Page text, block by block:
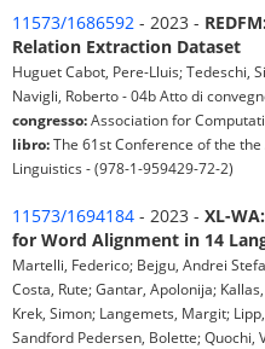
11573/1686592 - 2023 -
Relation Extraction Dataset
Huguet Cabot, Pere-Lluis; Tedeschi,
Navigli, Roberto - 04b Atto di
congresso:Association for
libro:The 61st Conference of the
Linguistics - (978-1-959429-72-2)
11573/1694184 - 2023 - XL-
for Word Alignment in 14
Martelli, Federico; Bejgu, Andrei
Costa, Rute; Gantar, Apolonija;
Krek, Simon; Langemets, Margit;
Sandford Pedersen, Bolette; Quochi,